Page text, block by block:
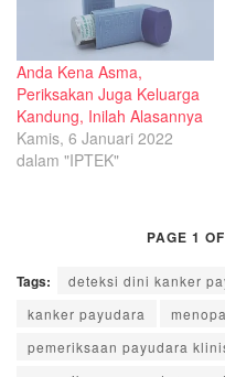
Anda Kena Asma,
Periksakan Juga Keluarga
Kandung, Inilah Alasannya
Kamis, 6 Januari 2022
dalam "IPTEK"
PAGE 1
Tags: deteksi dini kanker
kanker payudara
pemeriksaan payudara